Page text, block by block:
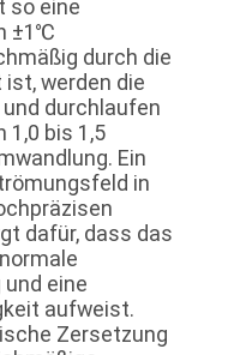
so eine
±1℃
durch die
werden die
durchlaufen
1,0 bis 1,5
Ein
in
dafür, dass das
eine
aufweist.
Zersetzung